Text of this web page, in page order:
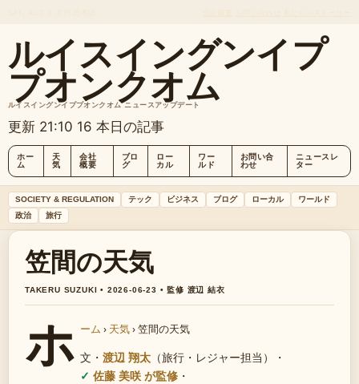
ルイスイングンイプ
プオンクオム
ルイスイングンイププオンクオム ニュースアップデート
更新 21:10 16 本日の記事
ホー
ム
天
気
会社
概要
ブロ
グ
ロー
カル
ワー
ルド
お問い合
わせ
ニュースレ
ター
SOCIETY & REGULATION テック ビジネス ブログ ローカル
ワールド
政治
旅行
笠間の天気
TAKERU SUZUKI • 2026-06-23 • 監修 渡辺 結衣
ホ ーム › 天気›笠間の天気
文・ 渡辺 翔太 （旅行・レジャー担当）
・
佐藤 美咲 が監修 ・